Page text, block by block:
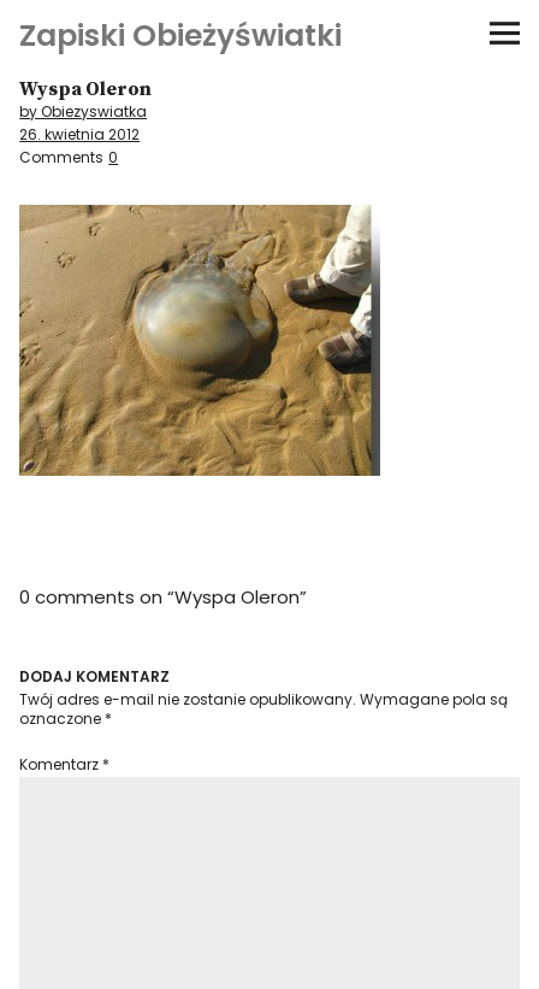
Zapiski Obieżyświatki
Podróże
Kultura i sztuka
Kątem oka
O-fiszki
Niezwyczajne ściany
Dom na kółkach
Wyspa Oleron
by Obiezyswiatka
26. kwietnia 2012
Comments 0
0 comments on “Wyspa Oleron”
DODAJ KOMENTARZ
Twój adres e-mail nie zostanie opublikowany. Wymagane pola są
oznaczone *
Komentarz *